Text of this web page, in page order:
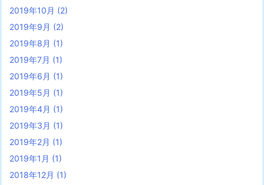
2019年10月 (2)
2019年9月 (2)
2019年8月 (1)
2019年7月 (1)
2019年6月 (1)
2019年5月 (1)
2019年4月 (1)
2019年3月 (1)
2019年2月 (1)
2019年1月 (1)
2018年12月 (1)